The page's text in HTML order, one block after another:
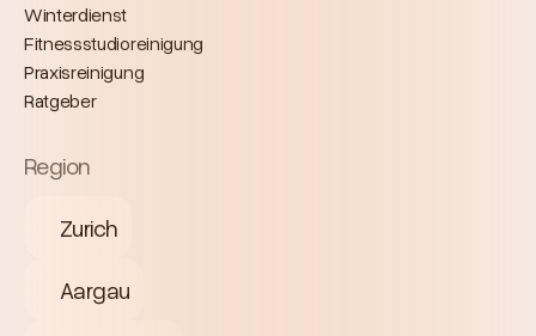
Winterdienst
Fitnessstudioreinigung
Praxisreinigung
Ratgeber
Region
Zurich
Aargau